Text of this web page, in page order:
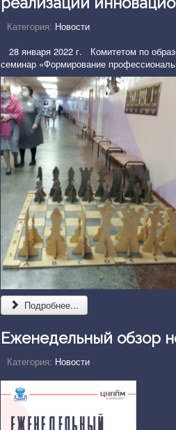
Категория: Новости
28 января 2022 г. Комитетом по
семинар «Формирование
Подробнее...
Еженедельный обзор
Категория: Новости